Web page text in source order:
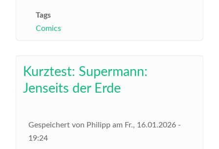
Tags
Comics
Kurztest: Supermann:
Jenseits der Erde
Gespeichert von Philipp am Fr., 16.01.2026 -
19:24